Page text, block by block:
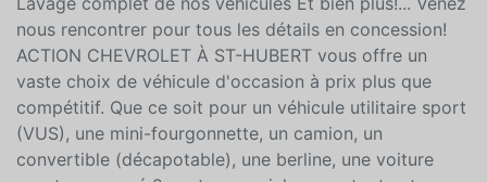
: -Inspection en 191 points, -Rapport Carfax fournis
pour vous, -Reconditionnement complet du véhicule, -
Lavage complet de nos véhicules Et bien plus!... Venez
nous rencontrer pour tous les détails en concession!
ACTION CHEVROLET À ST-HUBERT vous offre un
vaste choix de véhicule d'occasion à prix plus que
compétitif. Que ce soit pour un véhicule utilitaire sport